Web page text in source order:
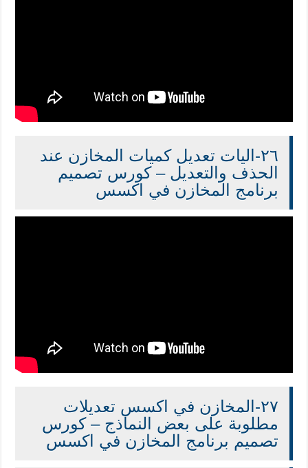
٢٦-اليات تعديل كميات المخازن عند
الحذف والتعديل – كورس تصميم
برنامج المخازن في اكسس
٢٧-المخازن في اكسس تعديلات
مطلوبة على بعض النماذج – كورس
تصميم برنامج المخازن في اكسس